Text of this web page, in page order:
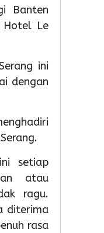
Banten
Hotel Le
ini
dengan
setiap
atau
ragu.
diterima
rasa